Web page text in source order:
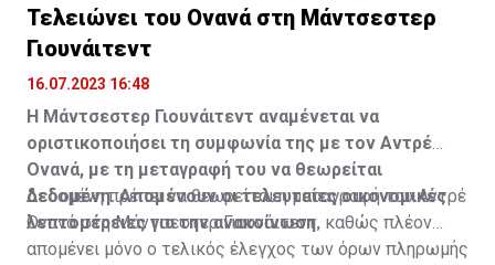
Τελειώνει του Ονανά στη Μάντσεστερ
Γιουνάιτεντ
16.07.2023 16:48
Η Μάντσεστερ Γιουνάιτεντ αναμένεται να
οριστικοποιήσει τη συμφωνία της με τον Αντρέ
Ονανά, με τη μεταγραφή του να θεωρείται
δεδομένη. Απομένουν οι τελευταίες οικονομικές
λεπτομέρειες για την ανακοίνωση.
Δεδομένη πρέπει να θεωρείται η μεταγραφή του Αντρέ
Ονανά στη Μάντσεστερ Γιουνάιτεντ, καθώς πλέον
απομένει μόνο ο τελικός έλεγχος των όρων πληρωμής